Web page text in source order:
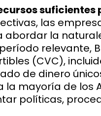
las
la
relevante,
(CVC),
de dinero
la mayoría de los
políticas,